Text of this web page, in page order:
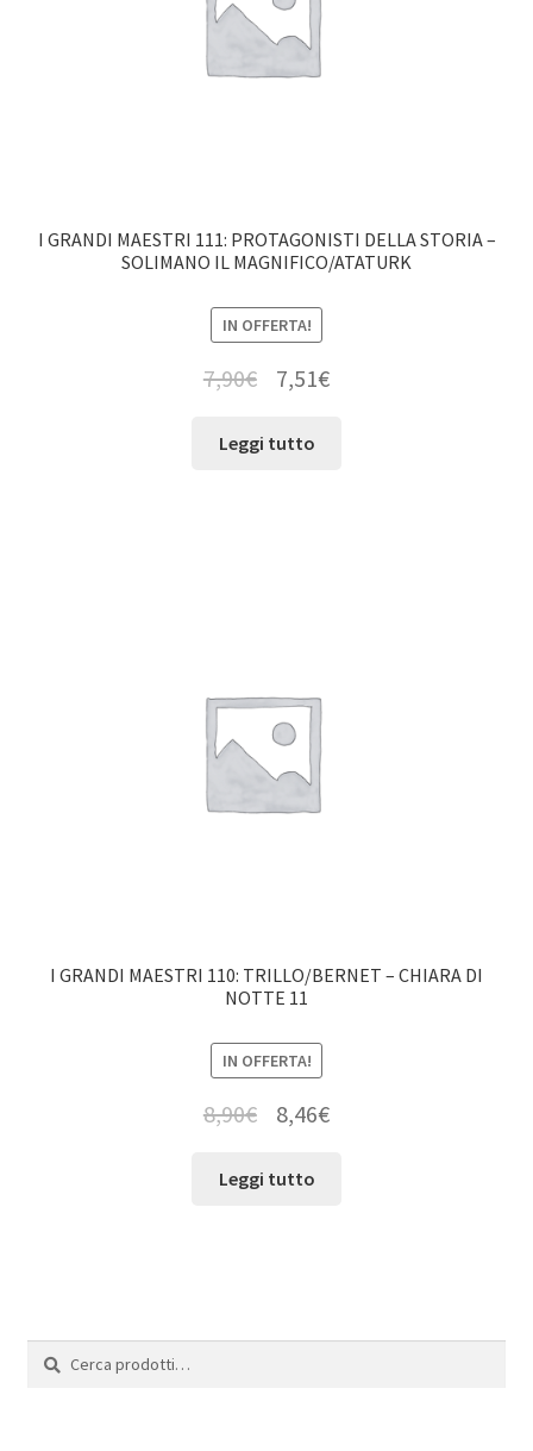
I GRANDI MAESTRI 111: PROTAGONISTI DELLA STORIA –
SOLIMANO IL MAGNIFICO/ATATURK
IN OFFERTA!
7,90€ 7,51€
Leggi tutto
I GRANDI MAESTRI 110: TRILLO/BERNET – CHIARA DI
NOTTE 11
IN OFFERTA!
8,90€ 8,46€
Leggi tutto
Cerca:
Cerca